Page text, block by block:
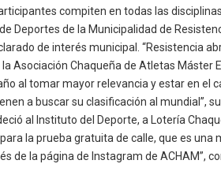
compiten en todas las
Deportes de la Municipalidad de
de interés municipal. “Resistencia
la Asociación Chaqueña de Atletas
al tomar mayor relevancia y estar en
a buscar su clasificación al mundial”,
al Instituto del Deporte, a Lotería
la prueba gratuita de calle, que es
de la página de Instagram de ACHAM”,